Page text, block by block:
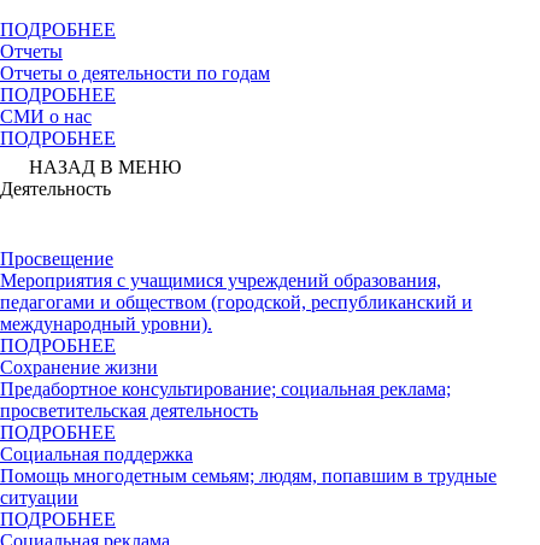
ПОДРОБНЕЕ
Отчеты
Отчеты о деятельности по годам
ПОДРОБНЕЕ
СМИ о нас
ПОДРОБНЕЕ
НАЗАД В МЕНЮ
Деятельность
Просвещение
Мероприятия с учащимися учреждений образования,
педагогами и обществом (городской, республиканский и
международный уровни).
ПОДРОБНЕЕ
Сохранение жизни
Предабортное консультирование; социальная реклама;
просветительская деятельность
ПОДРОБНЕЕ
Социальная поддержка
Помощь многодетным семьям; людям, попавшим в трудные
ситуации
ПОДРОБНЕЕ
Социальная реклама